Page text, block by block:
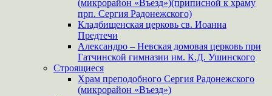
(микрорайон «Въезд»)(приписной к храму
прп. Сергия Радонежского)
Кладбищенская церковь св. Иоанна
Предтечи
Александро – Невская домовая церковь при
Гатчинской гимназии им. К.Д. Ушинского
Строящиеся
Храм преподобного Сергия Радонежского
(микрорайон «Въезд»)